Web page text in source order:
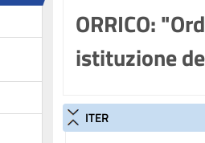
ORRICO:
istituzione
ITER